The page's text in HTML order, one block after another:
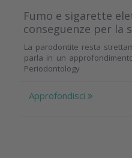
Fumo e sigarette
conseguenze per la
La parodontite resta
parla in un
Periodontology
Approfondisci